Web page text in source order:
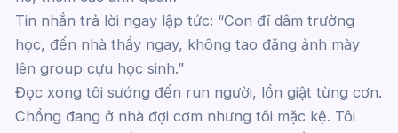
Tin nhắn trả lời ngay lập tức: “Con đĩ dâm trường
học, đến nhà thầy ngay, không tao đăng ảnh mày
lên group cựu học sinh.”
Đọc xong tôi sướng đến run người, lồn giật từng cơn.
Chồng đang ở nhà đợi cơm nhưng tôi mặc kệ. Tôi